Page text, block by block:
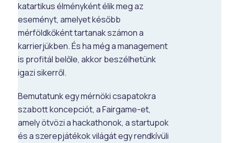
katartikus élményként élik meg az
eseményt, amelyet később
mérföldkőként tartanak számon a
karrierjükben. És ha még a management
is profitál belőle, akkor beszélhetünk
igazi sikerről.
Bemutatunk egy mérnöki csapatokra
szabott koncepciót, a Fairgame-et,
amely ötvözi a hackathonok, a startupok
és a szerepjátékok világát egy rendkívüli